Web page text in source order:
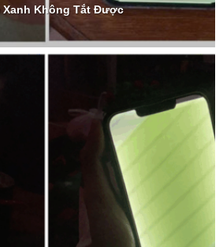
Xanh Không Tắt Được